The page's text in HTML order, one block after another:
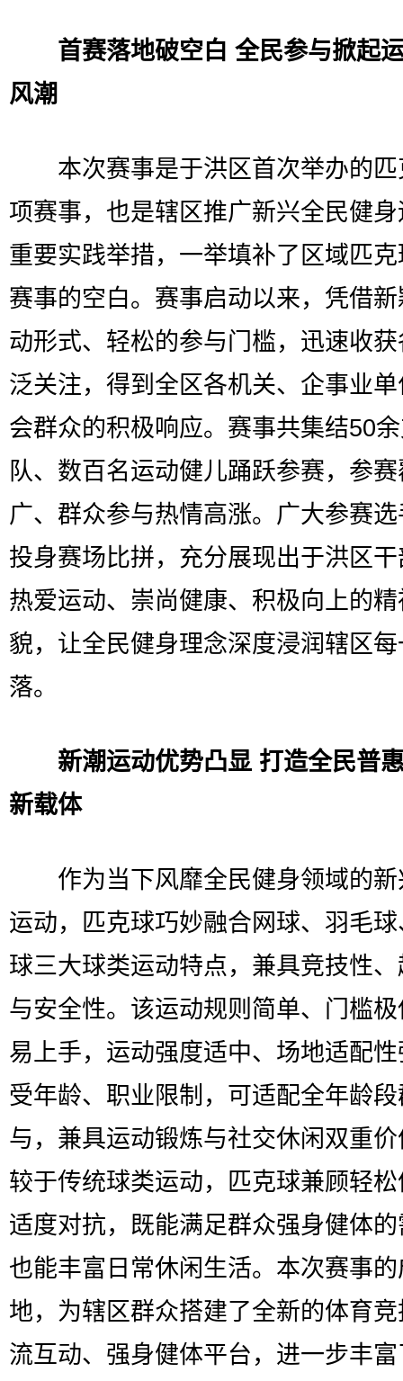
首赛落地破空白 全民参与掀起
风潮
本次赛事是于洪区首次举办的匹
项赛事，也是辖区推广新兴全民健
重要实践举措，一举填补了区域匹
赛事的空白。赛事启动以来，凭借
动形式、轻松的参与门槛，迅速收
泛关注，得到全区各机关、企事业
会群众的积极响应。赛事共集结50
队、数百名运动健儿踊跃参赛，参
广、群众参与热情高涨。广大参赛
投身赛场比拼，充分展现出于洪区
热爱运动、崇尚健康、积极向上的
貌，让全民健身理念深度浸润辖区
落。
新潮运动优势凸显 打造全民普
新载体
作为当下风靡全民健身领域的新
运动，匹克球巧妙融合网球、羽毛
球三大球类运动特点，兼具竞技性
与安全性。该运动规则简单、门槛
易上手，运动强度适中、场地适配
受年龄、职业限制，可适配全年龄
与，兼具运动锻炼与社交休闲双重
较于传统球类运动，匹克球兼顾轻
适度对抗，既能满足群众强身健体
也能丰富日常休闲生活。本次赛事
地，为辖区群众搭建了全新的体育
流互动、强身健体平台，进一步丰